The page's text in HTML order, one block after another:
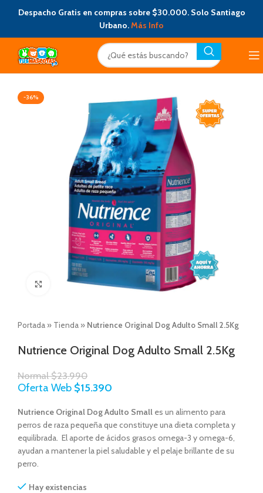
Despacho Gratis en compras sobre $30.000. Solo Santiago
Urbano.Más Info
-36%
Click to enlarge
Portada » Tienda » Nutrience Original Dog Adulto Small 2.5Kg
Nutrience Original Dog Adulto Small 2.5Kg
Normal$23.990
Oferta Web $15.390
Nutrience Original Dog Adulto Small es un alimento para
perros de raza pequeña que constituye una dieta completa y
equilibrada. El aporte de ácidos grasos omega-3 y omega-6,
ayudan a mantener la piel saludable y el pelaje brillante de su
perro.
Hay existencias